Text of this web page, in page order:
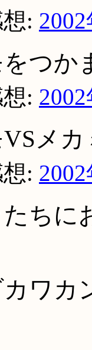
:
つか
:
メ
:
ちに
ワカ